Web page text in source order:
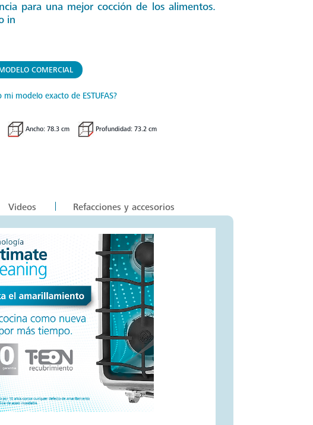
para una mejor cocción de los alimentos.
in
COMERCIAL
modelo exacto de ESTUFAS?
Ancho: 78.3 cm Profundidad: 73.2 cm
Videos Refacciones y accesorios